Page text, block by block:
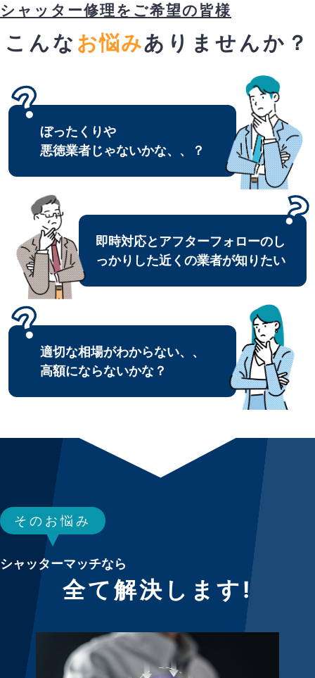
シャッター修理をご希望の皆様
こんな お悩みありませんか？
ぼったくりや
悪徳業者じゃないかな、、？
即時対応とアフターフォローのし
っかりした近くの業者が知りたい
適切な相場がわからない、、
高額にならないかな？
そのお悩み
シャッターマッチなら
全て解決します!